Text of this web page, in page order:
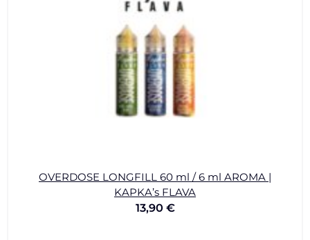
OVERDOSE LONGFILL 60 ml / 6 ml AROMA |
KAPKA’s FLAVA
13,90 €